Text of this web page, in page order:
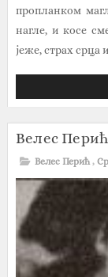
пропланком
нагле, и косе
јеже, страх срца
Велес
Велес Перић ,